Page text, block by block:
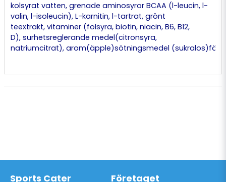
kolsyrat vatten, grenade aminosyror BCAA (l-leucin, l-
valin, l-isoleucin), L-karnitin, l-tartrat, grönt
teextrakt, vitaminer (folsyra, biotin, niacin, B6, B12,
D), surhetsreglerande medel(citronsyra,
natriumcitrat), arom(äpple)sötningsmedel
Sports Cater Företaget